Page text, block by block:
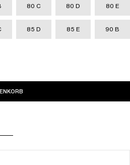
80 C 80 D 80 E
85 D 85 E 90 B